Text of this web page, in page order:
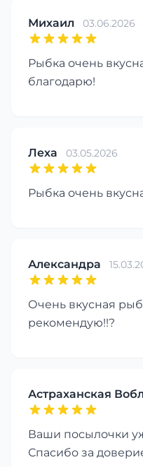
Михаил 03.06.2026
Рыбка очень
благодарю!
Леха 03.05.2026
Рыбка очень
Александра
Очень вкусная
рекомендую!!?
Астраханская
Ваши посылочки
Спасибо за